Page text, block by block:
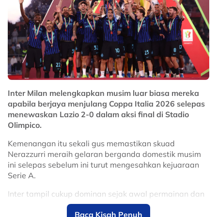
Inter Milan melengkapkan musim luar biasa mereka
apabila berjaya menjulang Coppa Italia 2026 selepas
menewaskan Lazio 2-0 dalam aksi final di Stadio
Olimpico.
Kemenangan itu sekali gus memastikan skuad
Nerazzurri meraih gelaran berganda domestik musim
ini selepas sebelum ini turut mengesahkan kejuaraan
Serie A.
Inter tampil cukup dominan sejak awal permainan dan
berjaya membuka jaringan menerusi gol sendiri pemain
Baca Kisah Penuh